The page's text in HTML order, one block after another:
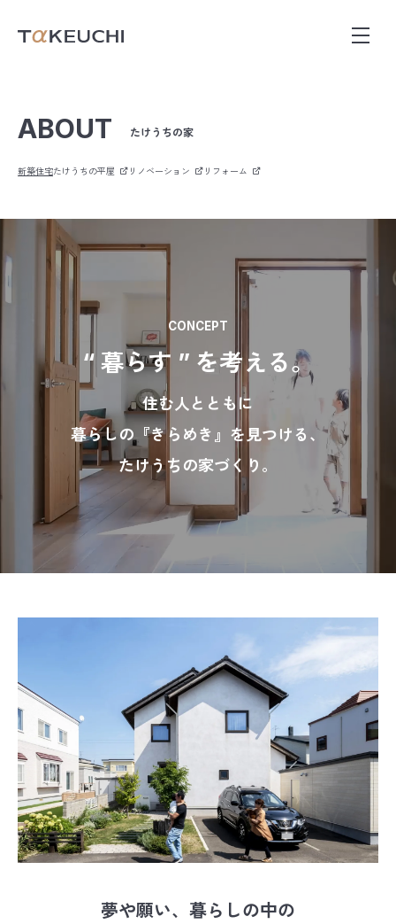
ABOUT たけうちの家
新築住宅たけうちの平屋 リノベーション リフォーム
CONCEPT
“ 暮らす ” を考える。
住む人とともに
暮らしの『きらめき』を見つける、
たけうちの家づくり。
夢や願い、暮らしの中の